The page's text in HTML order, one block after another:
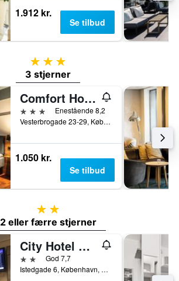
1.912 kr.
Se tilbud
3 stjerner
3 stjerner
Comfort Hotel Vesterbro
3 stjernerEnestående 8,2
Vesterbrogade 23-29, København, Hovedstaden, Danmark
1.050 kr.
Se tilbud
2 stjerner
2 eller færre stjerner
City Hotel Nebo
2 stjernerGod 7,7
Istedgade 6, København, Hovedstaden, Danmark